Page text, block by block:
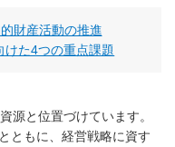
財産活動の推進
けた4つの重点課題
源と位置づけています。
ともに、経営戦略に資す